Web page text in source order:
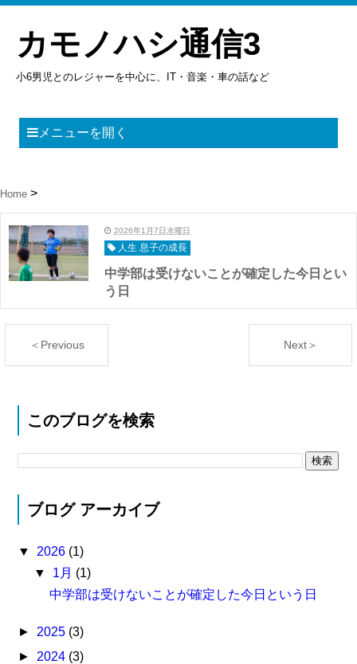
カモノハシ通信3
小6男児とのレジャーを中心に、IT・音楽・車の話など
メニューを開く
Home
2026年1月7日水曜日
人生 息子の成長
中学部は受けないことが確定した今日とい
う日
＜Previous Next＞
このブログを検索
ブログ アーカイブ
▼ 2026 (1)
▼ 1月 (1)
中学部は受けないことが確定した今日という日
► 2025 (3)
► 2024 (3)